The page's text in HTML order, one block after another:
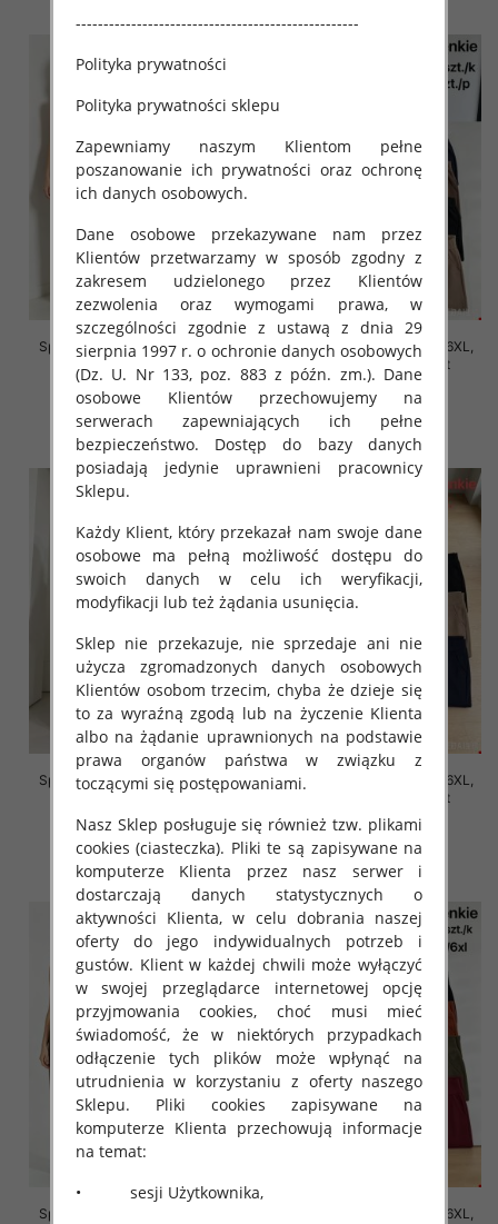
Spodnie damskie Roz 2XL-6XL,
Mix Kolor Paczka 12 szt
16.00 zł
szczegóły
Spodnie damskie Roz 2XL-6XL,
Mix Kolor Paczka 12 szt
16.00 zł
szczegóły
Spodnie damskie Roz 2XL-6XL,
Mix Kolor Paczka 12 szt
16.00 zł
szczegóły
Spodnie damskie Roz 2XL-6XL,
Mix Kolor Paczka 12 szt
16.00 zł
szczegóły
Spodnie damskie Roz 2XL-6XL,
Spodnie damskie Roz 2XL-6XL,
---------------------------------------------------
Polityka prywatności
Polityka prywatności sklepu
Zapewniamy naszym Klientom pełne
poszanowanie ich prywatności oraz ochronę
ich danych osobowych.
Dane osobowe przekazywane nam przez
Klientów przetwarzamy w sposób zgodny z
zakresem udzielonego przez Klientów
zezwolenia oraz wymogami prawa, w
szczególności zgodnie z ustawą z dnia 29
sierpnia 1997 r. o ochronie danych osobowych
(Dz. U. Nr 133, poz. 883 z późn. zm.). Dane
osobowe Klientów przechowujemy na
serwerach zapewniających ich pełne
bezpieczeństwo. Dostęp do bazy danych
posiadają jedynie uprawnieni pracownicy
Sklepu.
Każdy Klient, który przekazał nam swoje dane
osobowe ma pełną możliwość dostępu do
swoich danych w celu ich weryfikacji,
modyfikacji lub też żądania usunięcia.
Sklep nie przekazuje, nie sprzedaje ani nie
użycza zgromadzonych danych osobowych
Klientów osobom trzecim, chyba że dzieje się
to za wyraźną zgodą lub na życzenie Klienta
albo na żądanie uprawnionych na podstawie
prawa organów państwa w związku z
toczącymi się postępowaniami.
Nasz Sklep posługuje się również tzw. plikami
cookies (ciasteczka). Pliki te są zapisywane na
komputerze Klienta przez nasz serwer i
dostarczają danych statystycznych o
aktywności Klienta, w celu dobrania naszej
oferty do jego indywidualnych potrzeb i
gustów. Klient w każdej chwili może wyłączyć
w swojej przeglądarce internetowej opcję
przyjmowania cookies, choć musi mieć
świadomość, że w niektórych przypadkach
odłączenie tych plików może wpłynąć na
utrudnienia w korzystaniu z oferty naszego
Sklepu. Pliki cookies zapisywane na
komputerze Klienta przechowują informacje
na temat:
• sesji Użytkownika,